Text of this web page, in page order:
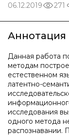
06.12.2019 271
Аннотация
Данная работа
методам
естественном
латентно-
исследования
одного метода
распознавании.